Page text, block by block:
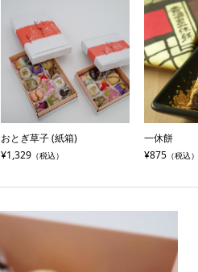
おとぎ草子 (紙箱)
¥1,329（税込）
一休餅
¥875（税込）